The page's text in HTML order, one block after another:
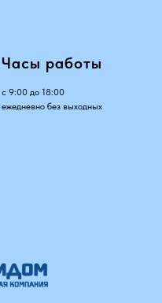
Часы работы
с 9:00 до 18:00
ежедневно без выходных